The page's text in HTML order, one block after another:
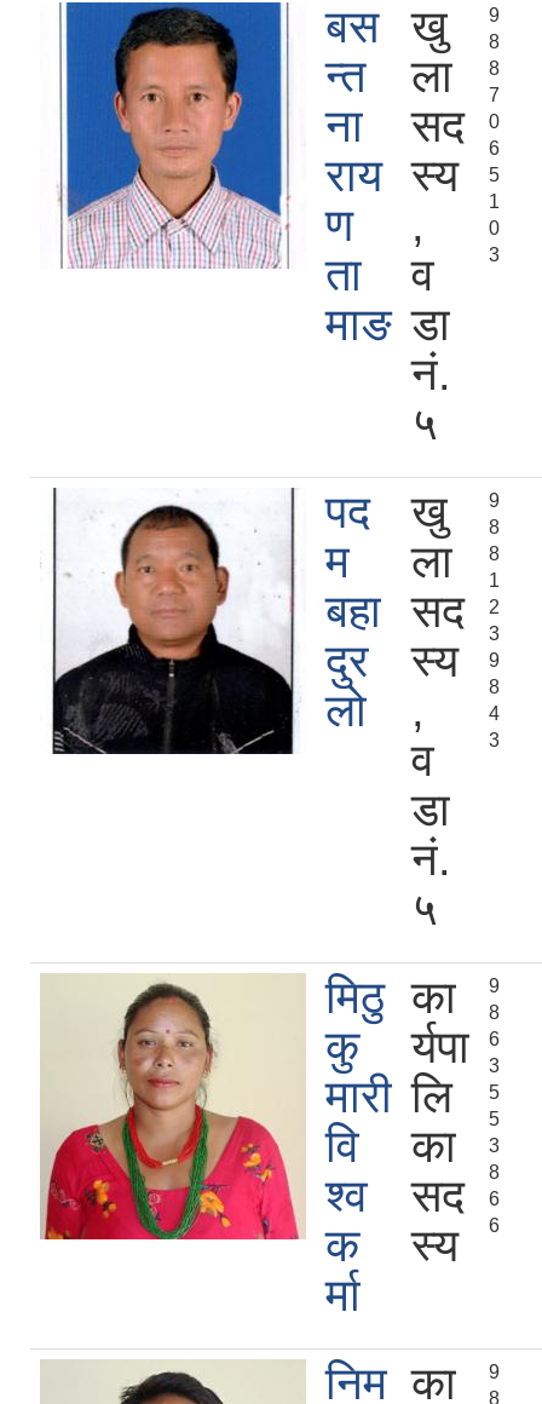
बस
न्त
ना
राय
ण
ता
माङ
खु
ला
सद
स्य
,
व
डा
नं.
५
9
8
8
7
0
6
5
1
0
3
पद
म
बहा
दुर
लो
खु
ला
सद
स्य
,
व
डा
नं.
५
9
8
8
1
2
3
9
8
4
3
मिठु
कु
मारी
वि
श्व
क
र्मा
का
र्यपा
लि
का
सद
स्य
9
8
6
3
5
5
3
8
6
6
निम का
9
8